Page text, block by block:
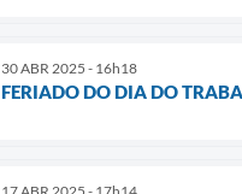
30 ABR 2025 - 16h18
FERIADO DO DIA DO